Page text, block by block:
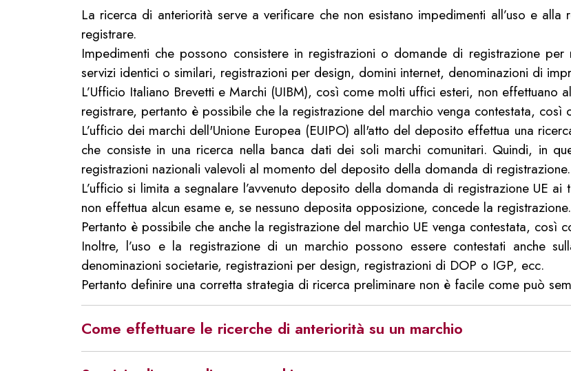
La ricerca di anteriorità serve a verificare che non esistano impedimenti all’uso e
registrare.
Impedimenti che possono consistere in registrazioni o domande di registrazione
servizi identici o similari, registrazioni per design, domini internet, denominazioni di
L’Ufficio Italiano Brevetti e Marchi (UIBM), così come molti uffici esteri, non effettuano
registrare, pertanto è possibile che la registrazione del marchio venga contestata, così
L’ufficio dei marchi dell'Unione Europea (EUIPO) all'atto del deposito effettua una
che consiste in una ricerca nella banca dati dei soli marchi comunitari. Quindi, in
registrazioni nazionali valevoli al momento del deposito della domanda di registrazione.
L’ufficio si limita a segnalare l’avvenuto deposito della domanda di registrazione UE
non effettua alcun esame e, se nessuno deposita opposizione, concede la registrazione.
Pertanto è possibile che anche la registrazione del marchio UE venga contestata, così
Inoltre, l’uso e la registrazione di un marchio possono essere contestati anche
denominazioni societarie, registrazioni per design, registrazioni di DOP o IGP, ecc.
Pertanto definire una corretta strategia di ricerca preliminare non è facile come può
Come effettuare le ricerche di anteriorità su un marchio